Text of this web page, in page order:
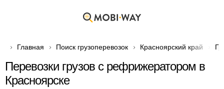
Главная Поиск грузоперевозок Красноярский край
Перевозки грузов с рефрижератором в
Красноярске